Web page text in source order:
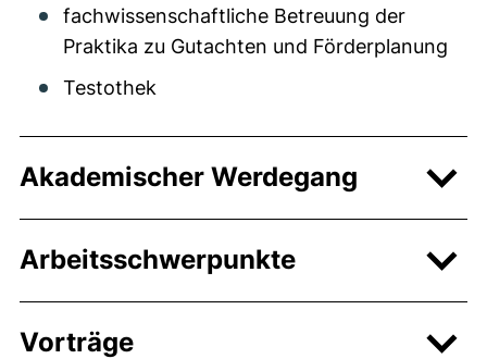
fachwissenschaftliche Betreuung der
Praktika zu Gutachten und Förderplanung
Testothek
Akademischer Werdegang
Arbeitsschwerpunkte
Vorträge